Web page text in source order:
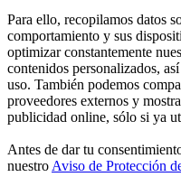
Para ello, recopilamos datos
comportamiento y sus
optimizar constantemente
contenidos personalizados,
uso. También podemos
proveedores externos y
publicidad online, sólo si ya
Antes de dar tu
nuestro Aviso de Protección